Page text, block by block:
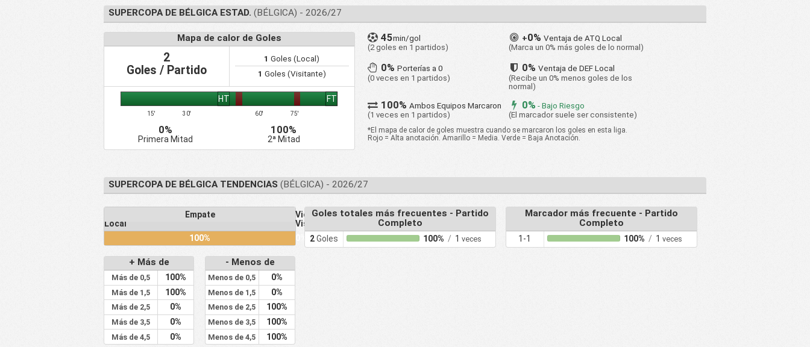
SUPERCOPA DE BÉLGICA ESTAD. (BÉLGICA) - 2026/27
Mapa de calor de Goles
2
Goles / Partido
1 Goles (Local)
1 Goles (Visitante)
15' 30'
HT
60' 75'
FT
0%
Primera Mitad
100%
2ª Mitad
45min/gol
(2 goles en 1 partidos)
+0% Ventaja de ATQ Local
(Marca un 0% más goles de lo normal)
0%Porterías a 0
(0 veces en 1 partidos)
0%Ventaja de DEF Local
(Recibe un 0% menos goles de los
normal)
100%Ambos Equipos Marcaron
(1 veces en 1 partidos)
0% - Bajo Riesgo
(El marcador suele ser consistente)
*El mapa de calor de goles muestra cuando se marcaron los goles en esta liga.
Rojo = Alta anotación. Amarillo = Media. Verde = Baja Anotación.
SUPERCOPA DE BÉLGICA TENDENCIAS (BÉLGICA) - 2026/27
Local
Empate
Victoria
Visitante
100%
+ Más de
Más de 0,5 100%
Más de 1,5 100%
Más de 2,5 0%
Más de 3,5 0%
Más de 4,5 0%
- Menos de
Menos de 0,5 0%
Menos de 1,5 0%
Menos de 2,5 100%
Menos de 3,5 100%
Menos de 4,5 100%
Goles totales más frecuentes - Partido
Completo
2Goles 100% / 1 veces
Marcador más frecuente - Partido
Completo
1-1 100% / 1 veces